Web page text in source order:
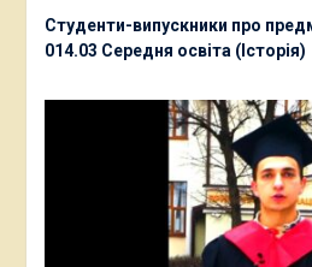
Студенти-випускники про
014.03 Середня освіта (Історія)